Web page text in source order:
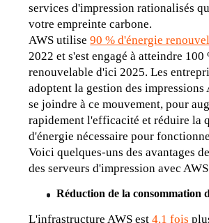
services d'impression rationalisés
votre empreinte carbone.
AWS utilise 90 % d'énergie
2022 et s'est engagé à atteindre 100
renouvelable d'ici 2025. Les
adoptent la gestion des impressions
se joindre à ce mouvement, pour
rapidement l'efficacité et réduire la
d'énergie nécessaire pour
Voici quelques-uns des avantages
des serveurs d'impression avec
Réduction de la consommation
L'infrastructure AWS est 4,1 fois